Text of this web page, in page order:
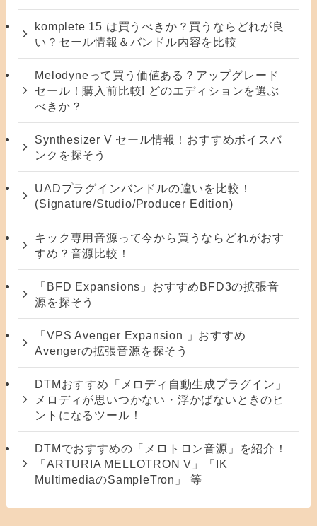
komplete 15 は買うべきか？買うならどれが良
い？セール情報＆バンドル内容を比較
Melodyneって買う価値ある？アップグレード
セール！購入前比較! どのエディションを選ぶ
べきか？
Synthesizer V セール情報！おすすめボイスバ
ンクを探そう
UADプラグインバンドルの違いを比較！
(Signature/Studio/Producer Edition)
キック専用音源って今から買うならどれがおす
すめ？音源比較！
「BFD Expansions」おすすめBFD3の拡張音
源を探そう
「VPS Avenger Expansion 」おすすめ
Avengerの拡張音源を探そう
DTMおすすめ「メロディ自動生成プラグイン」
メロディが思いつかない・浮かばないときのヒ
ントになるツール！
DTMでおすすめの「メロトロン音源」を紹介！
「ARTURIA MELLOTRON V」「IK
MultimediaのSampleTron」 等